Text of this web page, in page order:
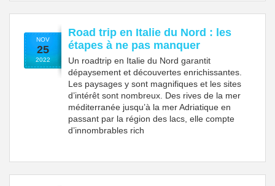
NOV
25
2022
Road trip en Italie du Nord : les
étapes à ne pas manquer
Un roadtrip en Italie du Nord garantit
dépaysement et découvertes enrichissantes.
Les paysages y sont magnifiques et les sites
d’intérêt sont nombreux. Des rives de la mer
méditerranée jusqu’à la mer Adriatique en
passant par la région des lacs, elle compte
d’innombrables rich